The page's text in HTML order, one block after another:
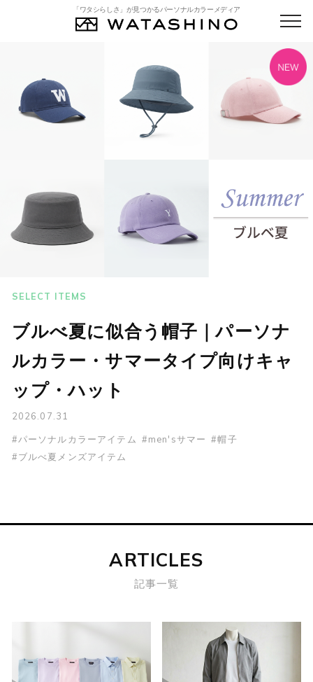
「ワタシらしさ」が見つかるパーソナルカラーメディア
SELECT ITEMS
ブルべ夏に似合う帽子｜パーソナ
ルカラー・サマータイプ向けキャ
ップ・ハット
2026.07.31
#パーソナルカラーアイテム #men'sサマー #帽子
#ブルべ夏メンズアイテム
ARTICLES
記事一覧